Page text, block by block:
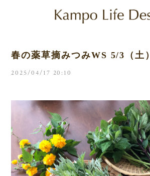
春の薬草摘みつみWS 5/3（土）
2025/04/17 20:10